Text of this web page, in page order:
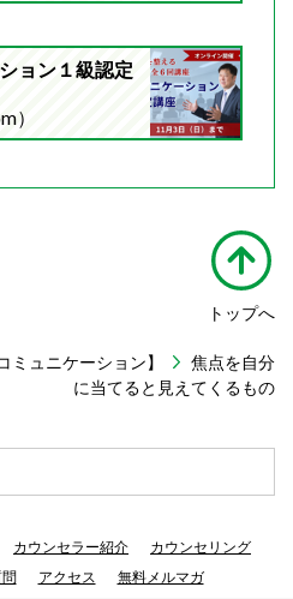
ョン１級認定
）
トップへ
ミュニケーション】
焦点を自分
に当てると見えてくるもの
カウンセラー紹介
カウンセリング
アクセス 無料メルマガ